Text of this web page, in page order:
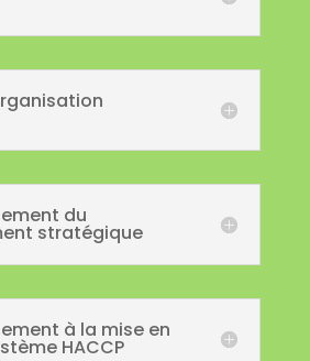
du
stratégique
à la mise en
HACCP